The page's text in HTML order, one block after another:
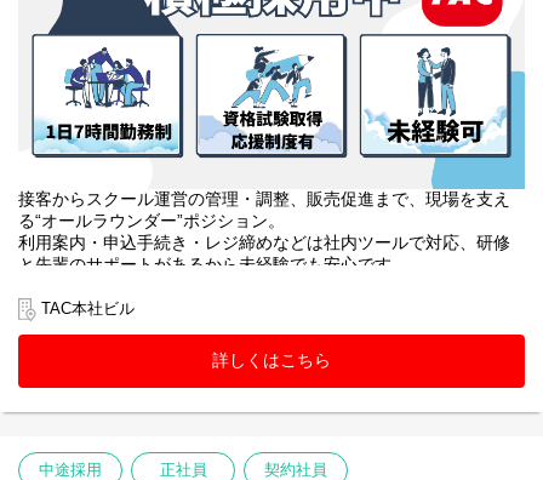
接客からスクール運営の管理・調整、販売促進まで、現場を支え
る“オールラウンダー”ポジション。
利用案内・申込手続き・レジ締めなどは社内ツールで対応、研修
と先輩のサポートがあるから未経験でも安心です。
に加え、SNS運用や大学への提案、受講相談まで幅広く挑戦でき
TAC本社ビル
詳しくはこちら
中途採用 正社員 契約社員